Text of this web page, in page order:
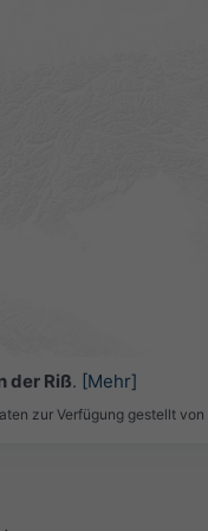
der Riß. [Mehr]
zur Verfügung gestellt von